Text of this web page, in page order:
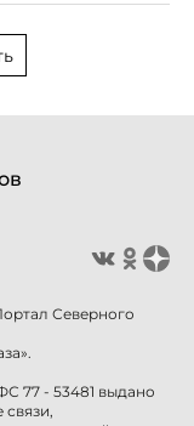
Северного
77 - 53481 выдано